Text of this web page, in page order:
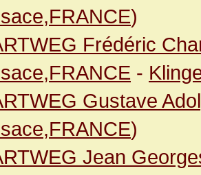
)
Frédéric
-
Gustave
)
Jean